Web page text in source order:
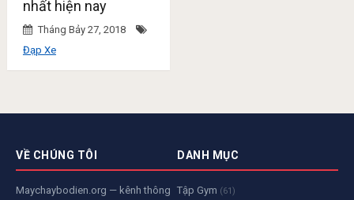
nhất hiện nay
Tháng Bảy 27, 2018
Đạp Xe
VỀ CHÚNG TÔI
Maychaybodien.org — kênh thông
DANH MỤC
Tập Gym (61)